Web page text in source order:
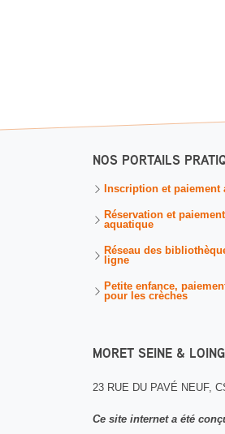
NOS PORTAILS
Inscription et paiement
Réservation et
aquatique
Réseau des
ligne
Petite enfance,
pour les crèches
MORET SEINE & LOING
23 RUE DU PAVÉ NEUF,
Ce site internet a été